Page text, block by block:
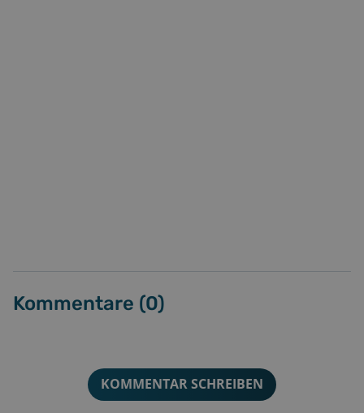
Kommentare (0)
KOMMENTAR SCHREIBEN